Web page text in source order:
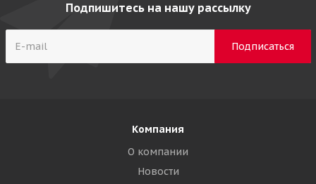
Подпишитесь на нашу рассылку
Компания
О компании
Новости